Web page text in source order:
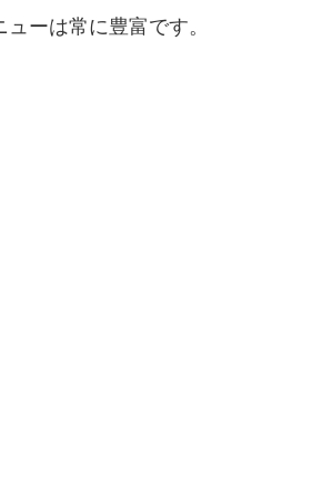
ーは常に豊富です。